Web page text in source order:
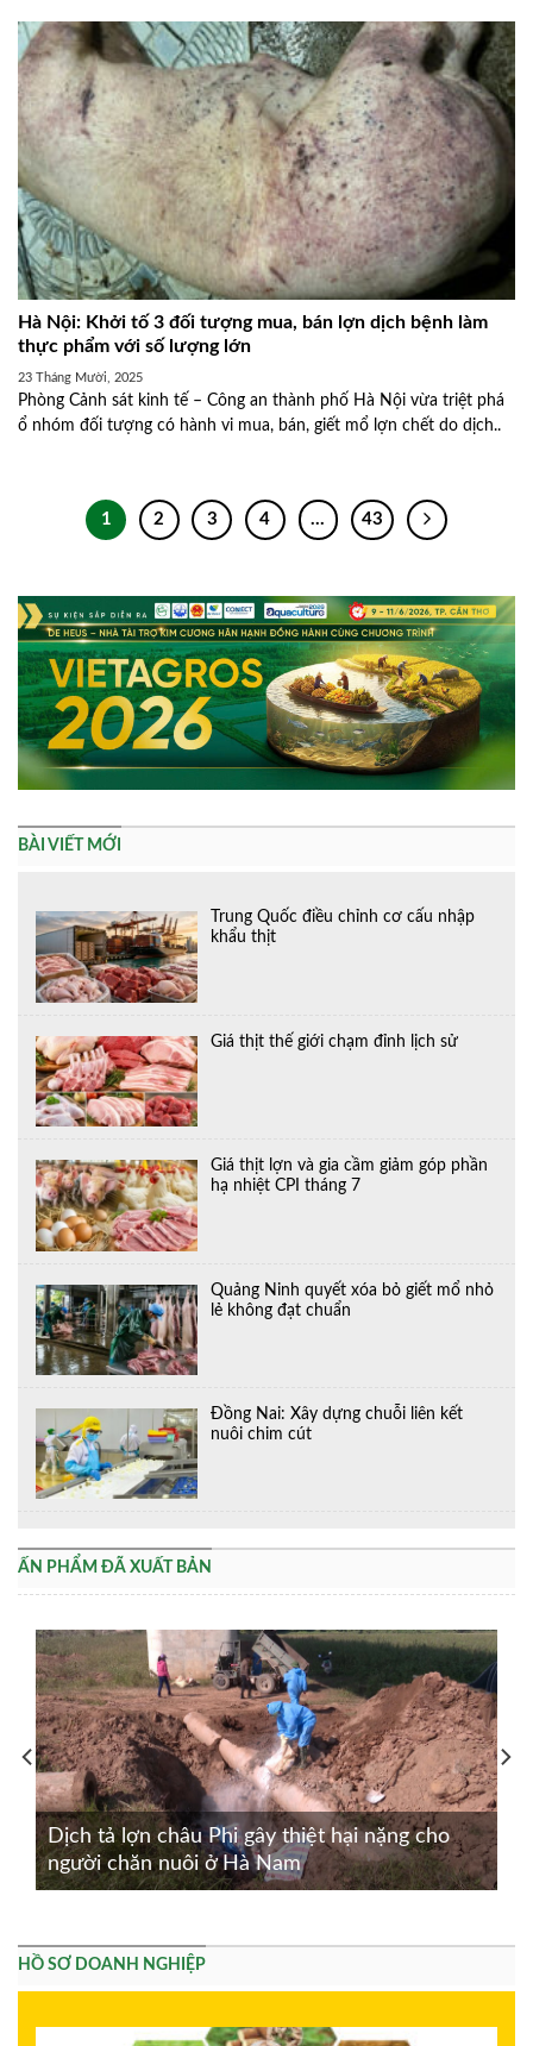
Hà Nội: Khởi tố 3 đối tượng mua, bán lợn dịch bệnh làm
thực phẩm với số lượng lớn
23 Tháng Mười, 2025
Phòng Cảnh sát kinh tế – Công an thành phố Hà Nội vừa triệt phá
ổ nhóm đối tượng có hành vi mua, bán, giết mổ lợn chết do dịch..
1 2 3 4 … 43
BÀI VIẾT MỚI
Trung Quốc điều chỉnh cơ cấu nhập
khẩu thịt
Giá thịt thế giới chạm đỉnh lịch sử
Giá thịt lợn và gia cầm giảm góp phần
hạ nhiệt CPI tháng 7
Quảng Ninh quyết xóa bỏ giết mổ nhỏ
lẻ không đạt chuẩn
Đồng Nai: Xây dựng chuỗi liên kết
nuôi chim cút
ẤN PHẨM ĐÃ XUẤT BẢN
Dịch tả lợn châu Phi gây thiệt hại nặng cho
người chăn nuôi ở Hà Nam
HỒ SƠ DOANH NGHIỆP